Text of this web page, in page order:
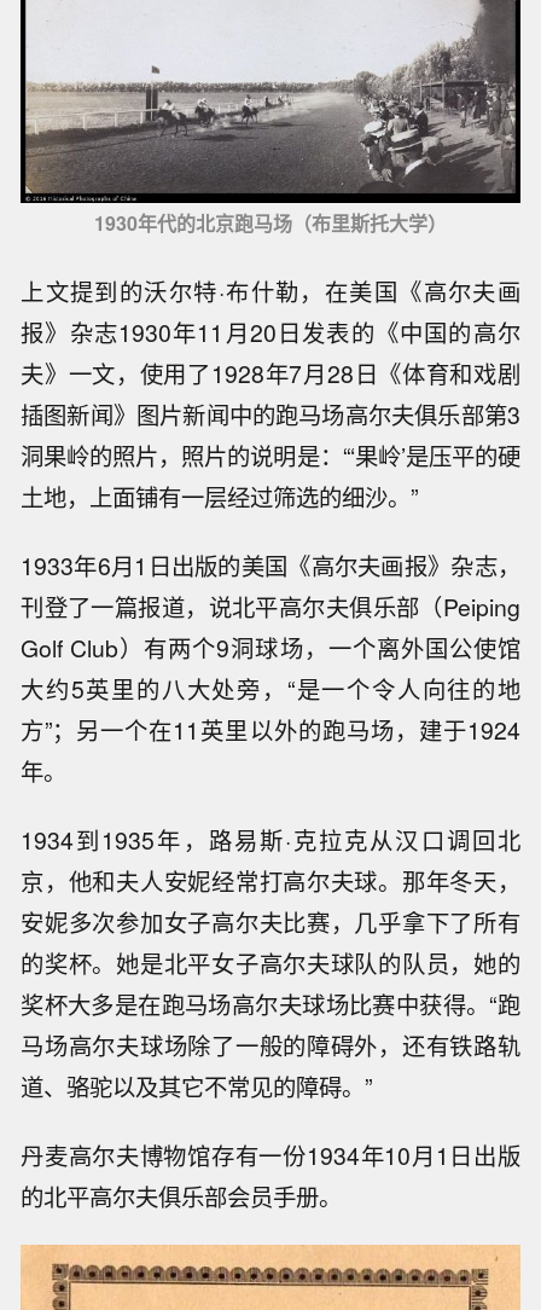
1930年代的北京跑马场（布里斯托大学）
上文提到的沃尔特·布什勒，在美国《高尔夫画
报》杂志1930年11月20日发表的《中国的高尔
夫》一文，使用了1928年7月28日《体育和戏剧
插图新闻》图片新闻中的跑马场高尔夫俱乐部第3
洞果岭的照片，照片的说明是：“‘果岭’是压平的硬
土地，上面铺有一层经过筛选的细沙。”
1933年6月1日出版的美国《高尔夫画报》杂志，
刊登了一篇报道，说北平高尔夫俱乐部（Peiping
Golf Club）有两个9洞球场，一个离外国公使馆
大约5英里的八大处旁，“是一个令人向往的地
方”；另一个在11英里以外的跑马场，建于1924
年。
1934到1935年，路易斯·克拉克从汉口调回北
京，他和夫人安妮经常打高尔夫球。那年冬天，
安妮多次参加女子高尔夫比赛，几乎拿下了所有
的奖杯。她是北平女子高尔夫球队的队员，她的
奖杯大多是在跑马场高尔夫球场比赛中获得。“跑
马场高尔夫球场除了一般的障碍外，还有铁路轨
道、骆驼以及其它不常见的障碍。”
丹麦高尔夫博物馆存有一份1934年10月1日出版
的北平高尔夫俱乐部会员手册。